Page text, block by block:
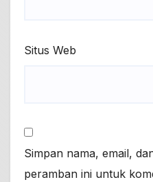
Situs Web
Simpan nama, email,
peramban ini untuk